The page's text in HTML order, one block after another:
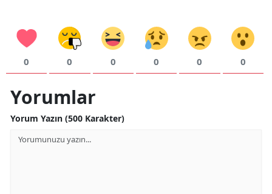
0 0 0 0 0 0
Yorumlar
Yorum Yazın (500 Karakter)